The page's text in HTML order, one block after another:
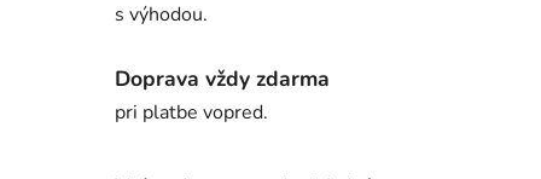
s výhodou.
Doprava vždy zdarma
pri platbe vopred.